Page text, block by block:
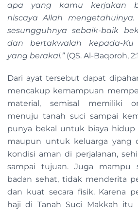
apa yang kamu kerjakan
niscaya Allah
sesungguhnya sebaik-baik
dan bertakwalah kepada-
yang berakal.”(QS. Al-Baqoroh,
Dari ayat tersebut dapat
mencakup kemampuan
material, semisal memiliki
menuju tanah suci sampai
punya bekal untuk biaya hidup
maupun untuk keluarga yang
kondisi aman di perjalanan,
sampai tujuan. Juga mampu
badan sehat, tidak menderita
dan kuat secara fisik. Karena
haji di Tanah Suci Makkah